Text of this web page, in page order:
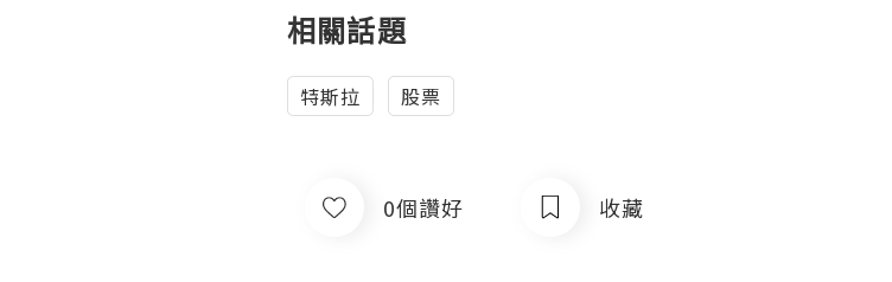
相關話題
特斯拉 股票
0個讚好 收藏